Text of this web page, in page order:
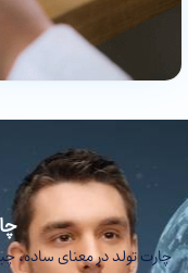
چارت تولد در معنای ساده،